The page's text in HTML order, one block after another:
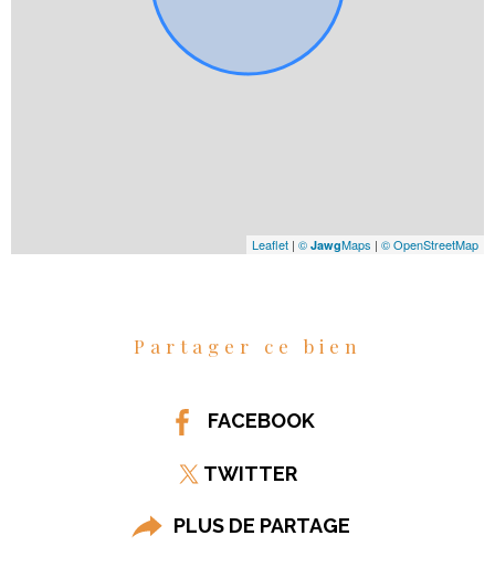
Leaflet | © JawgMaps | © OpenStreetMap
Partager ce bien
FACEBOOK
TWITTER
PLUS DE PARTAGE